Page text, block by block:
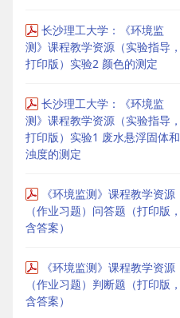
长沙理工大学：《环境监
测》课程教学资源（实验指导，
打印版）实验2 颜色的测定
长沙理工大学：《环境监
测》课程教学资源（实验指导，
打印版）实验1 废水悬浮固体和
浊度的测定
《环境监测》课程教学资源
（作业习题）问答题（打印版，
含答案）
《环境监测》课程教学资源
（作业习题）判断题（打印版，
含答案）